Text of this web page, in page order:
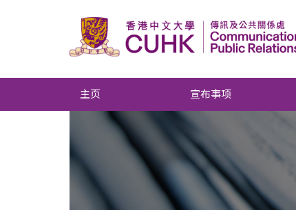
主页 宣布事项